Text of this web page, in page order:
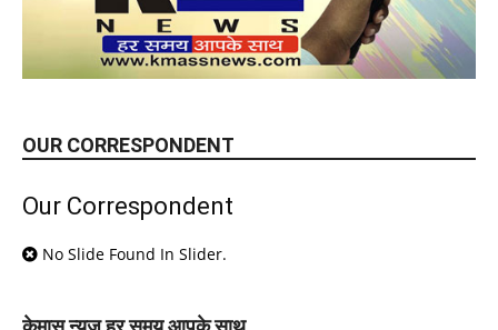
OUR CORRESPONDENT
Our Correspondent
No Slide Found In Slider.